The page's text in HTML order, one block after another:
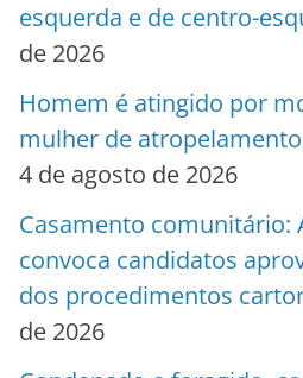
esquerda e de centro-
de 2026
Homem é atingido por
mulher de atropelamento
4 de agosto de 2026
Casamento comunitário:
convoca candidatos
dos procedimentos
de 2026